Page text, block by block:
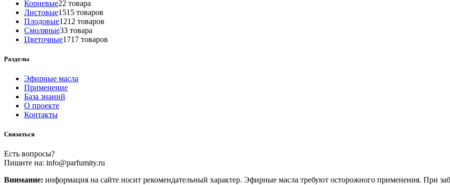
Корневые22 товара
Листовые1515 товаров
Плодовые1212 товаров
Смоляные33 товара
Цветочные1717 товаров
Разделы
Эфирные масла
Применение
База знаний
О проекте
Контакты
Связаться
Есть вопросы?
Пишите на: info@parfumity.ru
Внимание: информация на сайте носит рекомендательный характер. Эфирные масла требуют осторожного применения. При